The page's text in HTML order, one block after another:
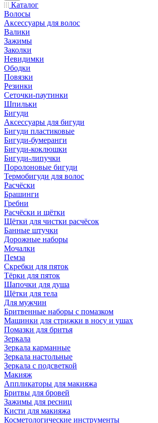
Каталог
Волосы
Аксессуары для волос
Валики
Зажимы
Заколки
Невидимки
Ободки
Повязки
Резинки
Сеточки-паутинки
Шпильки
Бигуди
Аксессуары для бигуди
Бигуди пластиковые
Бигуди-бумеранги
Бигуди-коклюшки
Бигуди-липучки
Поролоновые бигуди
Термобигуди для волос
Расчёски
Брашинги
Гребни
Расчёски и щётки
Щётки для чистки расчёсок
Банные штучки
Дорожные наборы
Мочалки
Пемза
Скребки для пяток
Тёрки для пяток
Шапочки для душа
Щётки для тела
Для мужчин
Бритвенные наборы с помазком
Машинки для стрижки в носу и ушах
Помазки для бритья
Зеркала
Зеркала карманные
Зеркала настольные
Зеркала с подсветкой
Макияж
Аппликаторы для макияжа
Бритвы для бровей
Зажимы для ресниц
Кисти для макияжа
Косметологические инструменты